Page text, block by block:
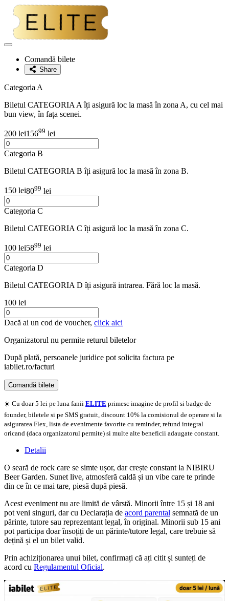
Adaugă
favoriteComandă bilete
Share
Categoria A
Biletul CATEGORIA A îți asigură loc la masă în zona A, cu cel mai
bun view, în fața scenei.
200 lei15699 lei
Categoria B
Biletul CATEGORIA B îți asigură loc la masă în zona B.
150 lei8099 lei
Categoria C
Biletul CATEGORIA C îți asigură loc la masă în zona C.
100 lei5899 lei
Categoria D
Biletul CATEGORIA D îți asigură intrarea. Fără loc la masă.
100 lei
Dacă ai un cod de voucher, click aici
Organizatorul nu permite returul biletelor
După plată, persoanele juridice pot solicita factura pe
iabilet.ro/facturi
Comandă bilete
☀️ Cu doar 5 lei pe luna fanii ELITE primesc imagine de profil si badge de
founder, biletele si pe SMS gratuit, discount 10% la comisionul de operare si la
asigurarea Flex, lista de evenimente favorite cu reminder, refund integral
oricand (daca organizatorul permite) si multe alte beneficii adaugate constant.
Detalii
O seară de rock care se simte ușor, dar crește constant la NIBIRU
Beer Garden. Sunet live, atmosferă caldă și un vibe care te prinde
din ce în ce mai tare, piesă după piesă.
Acest eveniment nu are limită de vârstă. Minorii între 15 și 18 ani
pot veni singuri, dar cu Declarația de acord parental semnată de un
părinte, tutore sau reprezentant legal, în original. Minorii sub 15 ani
pot participa doar însoțiți de un părinte/tutore legal, care trebuie să
dețină și el un bilet valid.
Prin achiziționarea unui bilet, confirmați că ați citit și sunteți de
acord cu Regulamentul Oficial.